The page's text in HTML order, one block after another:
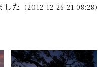
した （2012-12-26 21:08:28）